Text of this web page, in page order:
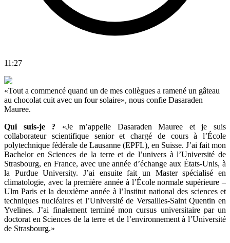
11:27
«Tout a commencé quand un de mes collègues a ramené un gâteau
au chocolat cuit avec un four solaire», nous confie Dasaraden
Mauree.
Qui suis-je ? «Je m’appelle Dasaraden Mauree et je suis
collaborateur scientifique senior et chargé de cours à l’École
polytechnique fédérale de Lausanne (EPFL), en Suisse. J’ai fait mon
Bachelor en Sciences de la terre et de l’univers à l’Université de
Strasbourg, en France, avec une année d’échange aux États-Unis, à
la Purdue University. J’ai ensuite fait un Master spécialisé en
climatologie, avec la première année à l’École normale supérieure –
Ulm Paris et la deuxième année à l’Institut national des sciences et
techniques nucléaires et l’Université de Versailles-Saint Quentin en
Yvelines. J’ai finalement terminé mon cursus universitaire par un
doctorat en Sciences de la terre et de l’environnement à l’Université
de Strasbourg.»